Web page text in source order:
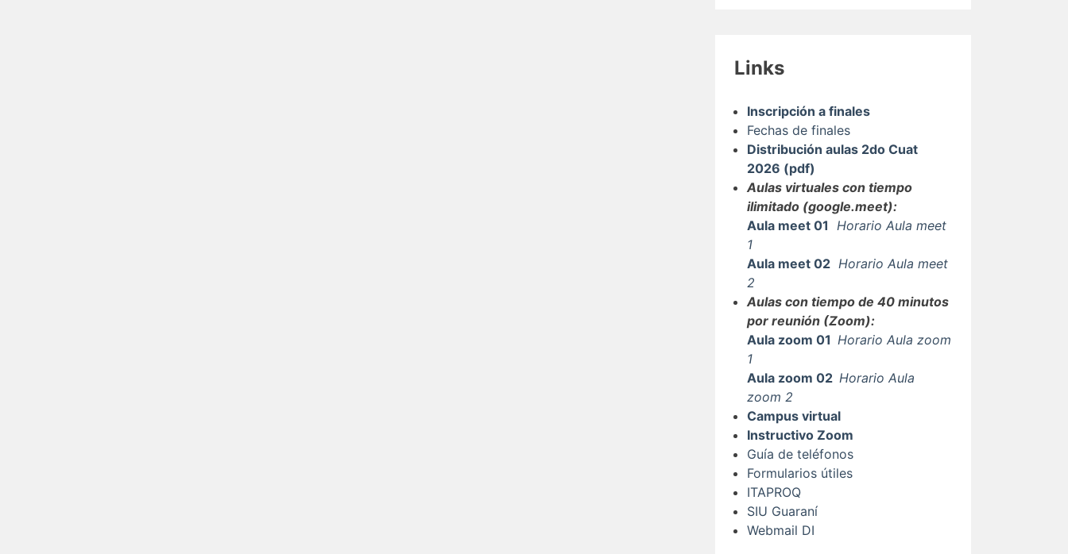
Links
Inscripción a finales
Fechas de finales
Distribución aulas 2do Cuat
2026 (pdf)
Aulas virtuales con tiempo
ilimitado (google.meet):
Aula meet 01 Horario Aula meet
1
Aula meet 02 Horario Aula meet
2
Aulas con tiempo de 40 minutos
por reunión (Zoom):
Aula zoom 01 Horario Aula zoom
1
Aula zoom 02 Horario Aula
zoom 2
Campus virtual
Instructivo Zoom
Guía de teléfonos
Formularios útiles
ITAPROQ
SIU Guaraní
Webmail DI